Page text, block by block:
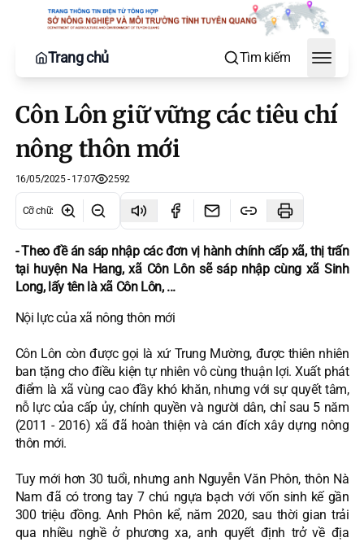
Trang chủ Tìm kiếm
Toggle
Côn Lôn giữ vững các tiêu chí
nông thôn mới
16/05/2025 - 17:07 2592
Cỡ chữ:
- Theo đề án sáp nhập các đơn vị hành chính cấp xã, thị trấn
tại huyện Na Hang, xã Côn Lôn sẽ sáp nhập cùng xã Sinh
Long, lấy tên là xã Côn Lôn, ...
Nội lực của xã nông thôn mới
Côn Lôn còn được gọi là xứ Trung Mường, được thiên nhiên
ban tặng cho điều kiện tự nhiên vô cùng thuận lợi. Xuất phát
điểm là xã vùng cao đầy khó khăn, nhưng với sự quyết tâm,
nỗ lực của cấp ủy, chính quyền và người dân, chỉ sau 5 năm
(2011 - 2016) xã đã hoàn thiện và cán đích xây dựng nông
thôn mới.
Tuy mới hơn 30 tuổi, nhưng anh Nguyễn Văn Phôn, thôn Nà
Nam đã có trong tay 7 chú ngựa bạch với vốn sinh kế gần
300 triệu đồng. Anh Phôn kể, năm 2020, sau thời gian trải
qua nhiều nghề ở phương xa, anh quyết định trở về địa